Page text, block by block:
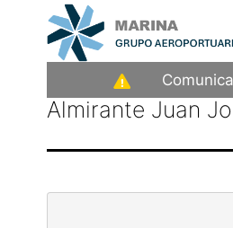
Saltar
al
contenido
Aeropuerto
Internacional
la
de
Almirante Juan